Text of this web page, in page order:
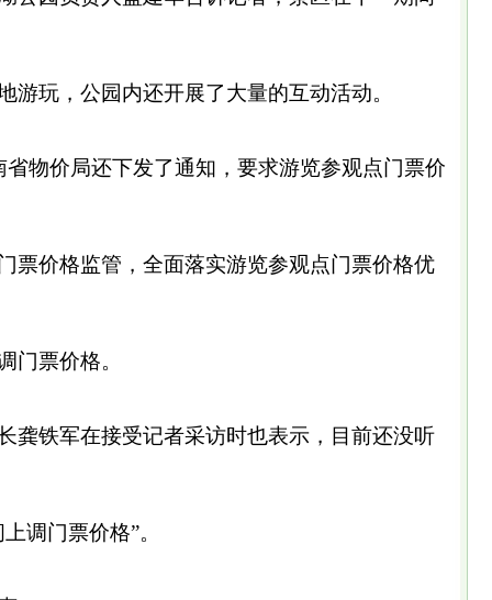
游玩，公园内还开展了大量的互动活动。
价局还下发了通知，要求游览参观点门票价
票价格监管，全面落实游览参观点门票价格优
门票价格。
铁军在接受记者采访时也表示，目前还没听
调门票价格”。